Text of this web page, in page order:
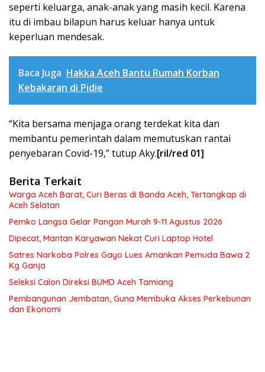
seperti keluarga, anak-anak yang masih kecil. Karena
itu di imbau bilapun harus keluar hanya untuk
keperluan mendesak.
Baca Juga Hakka Aceh Bantu Rumah Korban
Kebakaran di Pidie
“Kita bersama menjaga orang terdekat kita dan
membantu pemerintah dalam memutuskan rantai
penyebaran Covid-19,” tutup Aky.[ril/red 01]
Berita Terkait
Warga Aceh Barat, Curi Beras di Banda Aceh, Tertangkap di
Aceh Selatan
Pemko Langsa Gelar Pangan Murah 9-11 Agustus 2026
Dipecat, Mantan Karyawan Nekat Curi Laptop Hotel
Satres Narkoba Polres Gayo Lues Amankan Pemuda Bawa 2
Kg Ganja
Seleksi Calon Direksi BUMD Aceh Tamiang
Pembangunan Jembatan, Guna Membuka Akses Perkebunan
dan Ekonomi